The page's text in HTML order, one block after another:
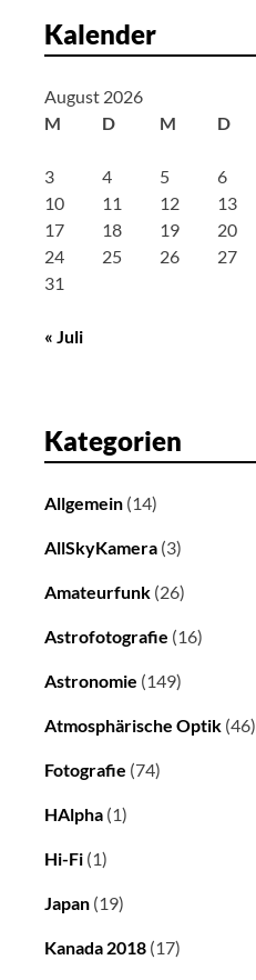
Kalender
August 2026
M
D M D
3
4 5 6
10
11 12 13
17
18 19 20
24
25 26 27
31
« Juli
Kategorien
Allgemein (14)
AllSkyKamera (3)
Amateurfunk (26)
Astrofotografie (16)
Astronomie (149)
Atmosphärische Optik (46)
Fotografie (74)
HAlpha (1)
Hi-Fi (1)
Japan (19)
Kanada 2018 (17)